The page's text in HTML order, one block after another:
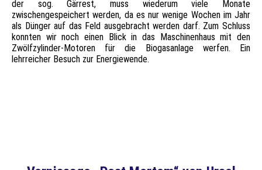
der sog. Gärrest, muss wiederum viele Monate
zwischengespeichert werden, da es nur wenige Wochen im Jahr
als Dünger auf das Feld ausgebracht werden darf. Zum Schluss
konnten wir noch einen Blick in das Maschinenhaus mit den
Zwölfzylinder-Motoren für die Biogasanlage werfen. Ein
lehrreicher Besuch zur Energiewende.